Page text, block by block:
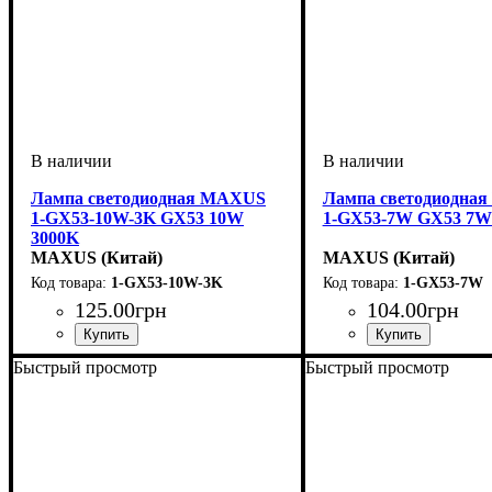
Лампа светодиодная MAXUS
1-GX53-10W-3K GX53 10W
3000K
MAXUS (Китай)
1-GX53-10W-3K
125.00грн
Мощность, Вт: 10
Тип лампы: Светодиодная
Цоколь: GX53
Лампа
1-GX53-7W GX53
MAXUS (Китай)
1-GX53-7W
104.00грн
Мощность, Вт: 7
Тип лампы:
Цоколь: GX53
Быстрый просмотр Быстрый просмотр